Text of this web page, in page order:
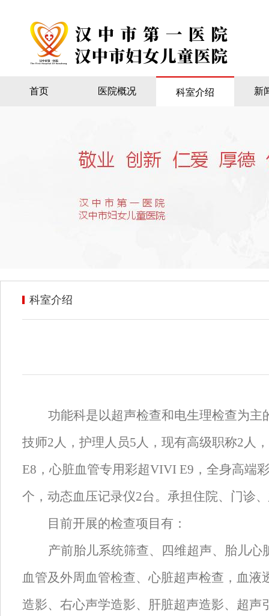
首页 医院概况 科室介绍 新
科室介绍
功能科是以超声检查和电生理检查为
技师2人，护理人员5人，现有高级职称2人
E8，心脏血管专用彩超VIVI E9，全身高端
个，动态血压记录仪2台。 承担住院、门诊
目前开展的检查项目有：
产前胎儿系统筛查、四维超声、胎儿心
血管及外周血管检查、 心脏超声检查，血液
造影、右心声学造影、肝脏超声造影、超